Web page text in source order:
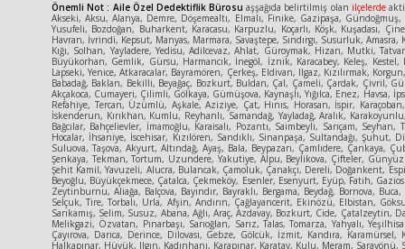
Önemli Not : Aile Özel Dedektiflik Bürosu aşşağıda belirtilmiş olan ilçelerde
Akseki, Aksu, Alanya, Demre, Döşemealtı, Elmalı, Finike, Gazipaşa,
Yusufeli, Bozdoğan, Buharkent, Karacasu, Karpuzlu, Koçarlı, Köşk, Kuşadası,
Havran, İvrindi, Kepsut, Manyas, Marmara, Savaştepe, Sındırgı, Susurluk,
Kığı, Solhan, Yayladere, Yedisu, Adilcevaz, Ahlat, Güroymak, Hizan, Mutki,
Büyükorhan, Gemlik, Gürsu, Harmancık, İnegöl, İznik, Karacabey, Keleş,
Lapseki, Yenice, Atkaracalar, Bayramören, Çerkeş, Eldivan, Ilgaz, Kızılırmak,
Babadağ, Baklan, Bekilli, Beyağaç, Bozkurt, Buldan, Çal, Çameli, Çardak, Çivril,
Akçakoca, Cumayeri, Çilimli, Gölkaya, Gümüşova, Kaynaşlı, Yığılca, Enez, Havsa,
Refahiye, Tercan, Üzümlü, Aşkale, Aziziye, Çat, Hınıs, Horasan, İspir,
İskenderun, Kırıkhan, Kumlu, Reyhanlı, Samandağ, Yayladağ, Aralık,
Bağcılar, Bahçelievler, İmamoğlu, Karaisalı, Pozantı, Saimbeyli, Sarıçam,
Hocalar, İhsaniye, İscehisar, Kızılören, Sandıklı, Sinanpaşa, Sultandağı,
Suluova, Taşova, Akyurt, Altındağ, Ayaş, Bala, Beypazarı, Çamlıdere, Çankaya,
Şenkaya, Tekman, Tortum, Uzundere, Yakutiye, Alpu, Beylikova, Çifteler,
Şehit Kamil, Yavuzeli, Alucra, Bulancak, Çamoluk, Çanakçı, Dereli, Doğankent,
Beyoğlu, Büyükçekmece, Çatalca, Çekmeköy, Esenler, Esenyurt, Eyüp, Fatih,
Zeytinburnu, Aliağa, Balçova, Bayındır, Bayraklı, Bergama, Beydağ, Bornova,
Selçuk, Tire, Torbalı, Urla, Afşin, Andırın, Çağlayancerit, Ekinözü, Elbistan,
Sarıkamış, Selim, Susuz, Abana, Ağlı, Araç, Azdavay, Bozkurt, Cide, Çatalzeytin,
Melikgazi, Özvatan, Pınarbaşı, Sarıoğlan, Sarız, Talas, Tomarza, Yahyalı,
Çayırova, Darıca, Derince, Dilovası, Gebze, Gölcük, İzmit, Kandıra,
Halkapınar, Hüyük, Ilgın, Kadınhanı, Karapınar, Karatay, Kulu, Meram,